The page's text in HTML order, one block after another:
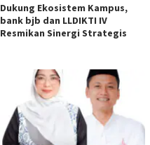
Dukung Ekosistem Kampus,
bank bjb dan LLDIKTI IV
Resmikan Sinergi Strategis